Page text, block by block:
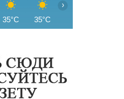
35°C 35°C
›